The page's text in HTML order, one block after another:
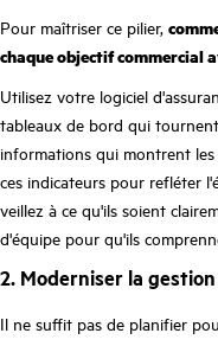
Pour maîtriser ce pilier,
chaque objectif commercial
Utilisez votre logiciel
tableaux de bord qui
informations qui montrent
ces indicateurs pour refléter
veillez à ce qu'ils soient
d'équipe pour qu'ils
2. Moderniser la
Il ne suffit pas de planifier